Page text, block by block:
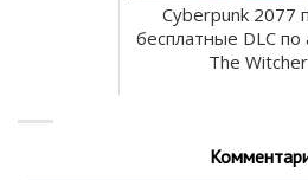
Cyberpunk 2077
бесплатные DLC по
The